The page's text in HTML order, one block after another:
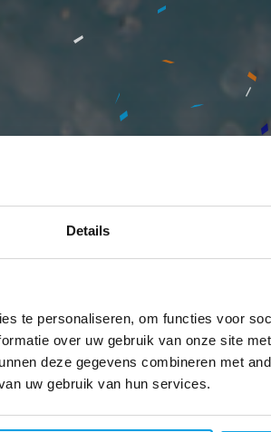
Details
te personaliseren, om functies voor
over uw gebruik van onze site
deze gegevens combineren met
uw gebruik van hun services.